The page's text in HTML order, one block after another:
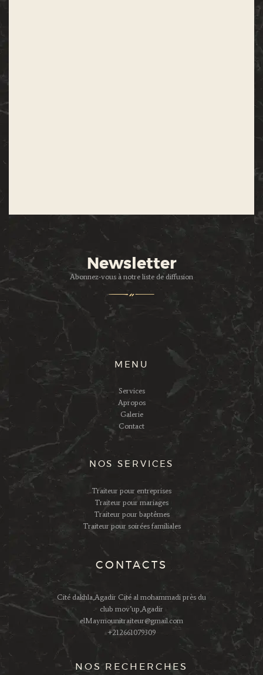
Newsletter
Abonnez-vous à notre liste de diffusion
MENU
Services
Apropos
Galerie
Contact
NOS SERVICES
Traiteur pour entreprises
Traiteur pour mariages
Traiteur pour baptêmes
Traiteur pour soirées familiales
CONTACTS
Cité dakhla,Agadir Cité al mohammadi près du
club mov’up,Agadir
elMaymounitraiteur@gmail.com
+212661079309
NOS RECHERCHES